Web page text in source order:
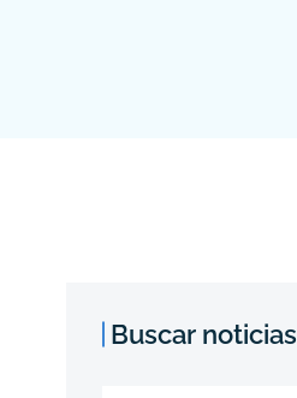
Buscar noticias